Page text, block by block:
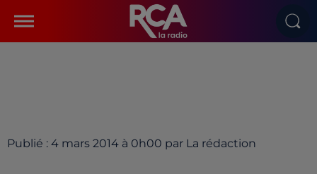
Publié : 4 mars 2014 à 0h00 par La rédaction